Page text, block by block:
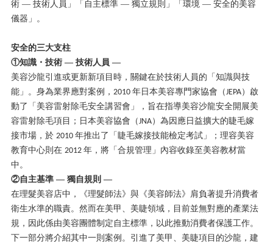
術 — 技術人員」「自主標準 — 獨立規則」「環境 — 安全的美容
儀器」。
安全的三大支柱
①知識・技術 — 技術人員 —
美容沙龍引進或更新新項目時，關鍵在於技術人員的「知識與技
能」。身為業界應對案例， 2010 年日本美容專門家協會（JEPA）啟
動了「美容雷射除毛安全講習會」，旨在指導美容沙龍安全開展美
容雷射除毛項目；日本美容協會（JNA）為因應日益擴大的睫毛嫁
接市場，於 2010 年推出了「睫毛嫁接技能檢定考試」；理容美容
教育中心則在 2012 年，將「合規管理」內容收錄至美容教材當
中。
②自主基準 — 獨自規則 —
在理髮美容店中，《理髮師法》與《美容師法》肩負著提升消費者
衛生水準的職責。然而在美甲、美睫領域，目前並無對應的產業法
規，因此係由美容團體制定自主標準，以此推動消費者保護工作。
下一部分將介紹其中一則案例。引進了美甲、美睫項目的沙龍，建